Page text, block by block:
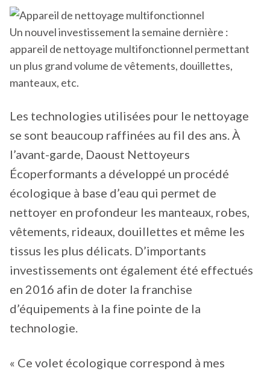
Un nouvel investissement la semaine dernière :
appareil de nettoyage multifonctionnel permettant
un plus grand volume de vêtements, douillettes,
manteaux, etc.
Les technologies utilisées pour le nettoyage
se sont beaucoup raffinées au fil des ans. À
l’avant-garde, Daoust Nettoyeurs
Écoperformants a développé un procédé
écologique à base d’eau qui permet de
nettoyer en profondeur les manteaux, robes,
vêtements, rideaux, douillettes et même les
tissus les plus délicats. D’importants
investissements ont également été effectués
en 2016 afin de doter la franchise
d’équipements à la fine pointe de la
technologie.
« Ce volet écologique correspond à mes